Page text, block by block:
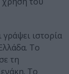
ιστορία
Το
τη
Το